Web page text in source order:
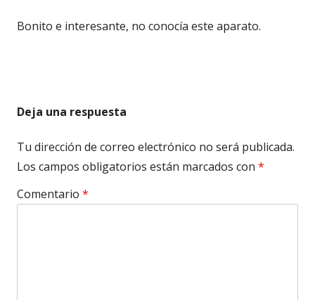
Bonito e interesante, no conocía este aparato.
Deja una respuesta
Tu dirección de correo electrónico no será publicada.
Los campos obligatorios están marcados con *
Comentario *